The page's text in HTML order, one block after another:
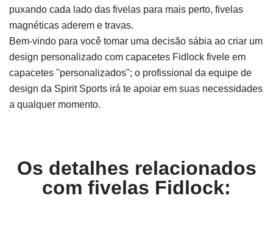
puxando cada lado das fivelas para mais perto, fivelas
magnéticas aderem e travas.
Bem-vindo para você tomar uma decisão sábia ao criar um
design personalizado com capacetes Fidlock fivele em
capacetes "personalizados"; o profissional da equipe de
design da Spirit Sports irá te apoiar em suas necessidades
a qualquer momento.
Os detalhes relacionados
com fivelas Fidlock: